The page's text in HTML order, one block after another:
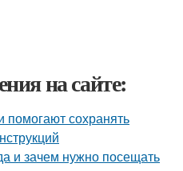
на сайте:
помогают сохранять
и зачем нужно посещать